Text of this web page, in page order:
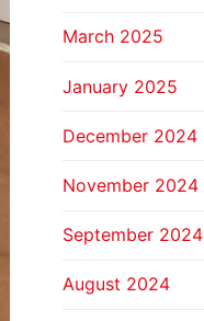
March 2025
January 2025
December 2024
November 2024
September 2024
August 2024